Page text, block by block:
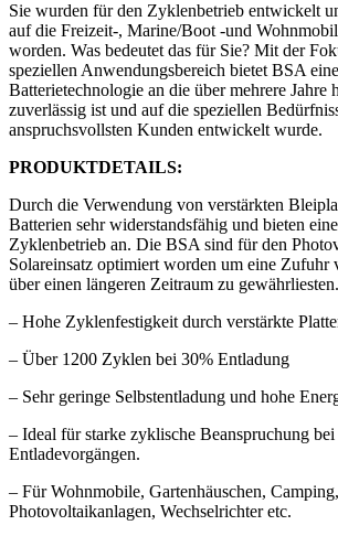
Sie wurden für den Zyklenbetrieb entwickelt
auf die Freizeit-, Marine/Boot -und
worden. Was bedeutet das für Sie? Mit der
speziellen Anwendungsbereich bietet BSA
Batterietechnologie an die über mehrere Jahre
zuverlässig ist und auf die speziellen
anspruchsvollsten Kunden entwickelt wurde.
PRODUKTDETAILS:
Durch die Verwendung von verstärkten
Batterien sehr widerstandsfähig und bieten
Zyklenbetrieb an. Die BSA sind für den
Solareinsatz optimiert worden um eine Zufuhr
über einen längeren Zeitraum zu gewährliesten.
– Hohe Zyklenfestigkeit durch verstärkte
– Über 1200 Zyklen bei 30% Entladung
– Sehr geringe Selbstentladung und hohe
– Ideal für starke zyklische Beanspruchung
Entladevorgängen.
– Für Wohnmobile, Gartenhäuschen,
Photovoltaikanlagen, Wechselrichter etc.